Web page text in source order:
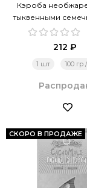
Кэроба
тыквенными
212 ₽
1 шт 100
СКОРО В ПРОДАЖЕ